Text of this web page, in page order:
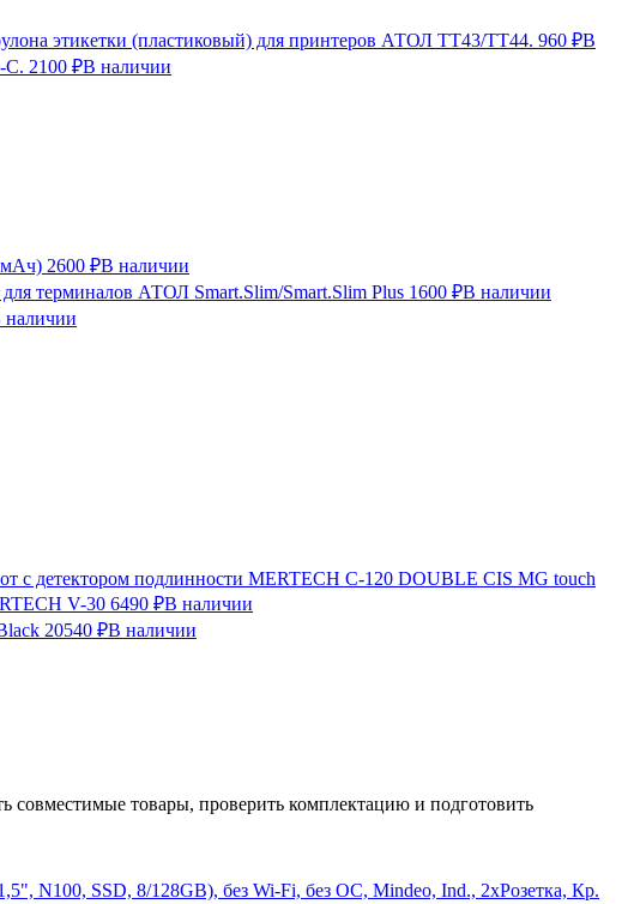
этикетки (пластиковый) для принтеров АТОЛ TT43/TT44. 960 ₽В
C. 2100 ₽В наличии
мАч) 2600 ₽В наличии
терминалов АТОЛ Smart.Slim/Smart.Slim Plus 1600 ₽В наличии
наличии
с детектором подлинности MERTECH C-120 DOUBLE CIS MG touch
V-30 6490 ₽В наличии
20540 ₽В наличии
товары, проверить комплектацию и подготовить
N100, SSD, 8/128GB), без Wi-Fi, без ОС, Mindeo, Ind., 2хРозетка, Кр.